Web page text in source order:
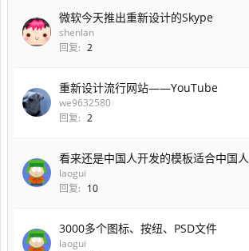
微软今天推出重新设计的Skype
shenlan
回复: 2
重新设计流行网站——YouTube
we9632580
回复: 2
看来还是中国人开发的模板适合中国人
laogui
回复: 10
3000多个图标、按纽、PSD文件
laogui